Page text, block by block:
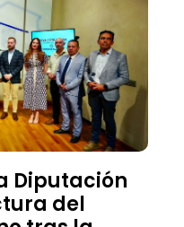
Diputación
del